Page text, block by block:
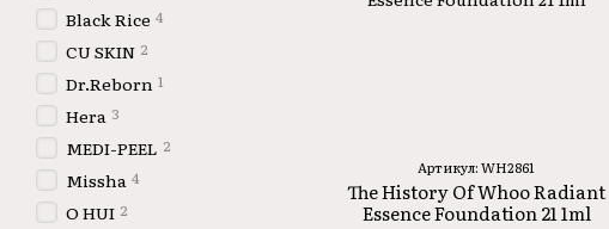
Артикул: WH2861
The History Of Whoo Radiant
Essence Foundation 21 1ml
Black Rice 4
CU SKIN 2
Dr.Reborn 1
Hera 3
MEDI-PEEL 2
Missha 4
O HUI 2